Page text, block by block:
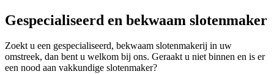
Gespecialiseerd en bekwaam slotenmaker
Zoekt u een gespecialiseerd, bekwaam slotenmakerij in uw
omstreek, dan bent u welkom bij ons. Geraakt u niet binnen en is er
een nood aan vakkundige slotenmaker?